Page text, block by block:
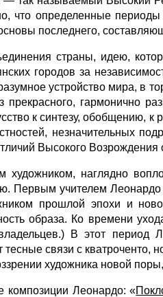
что определенные
последнего,
страны, идею,
городов за
устрой­ство мира, в
гармонично
к синтезу,
незначительных
Высокого Возрождения
художником, наглядно
Первым учителем
прошлой эпохи и
образа. Ко времени
В этот период
связи с кватроченто,
художника новой
композиции Леонардо: «